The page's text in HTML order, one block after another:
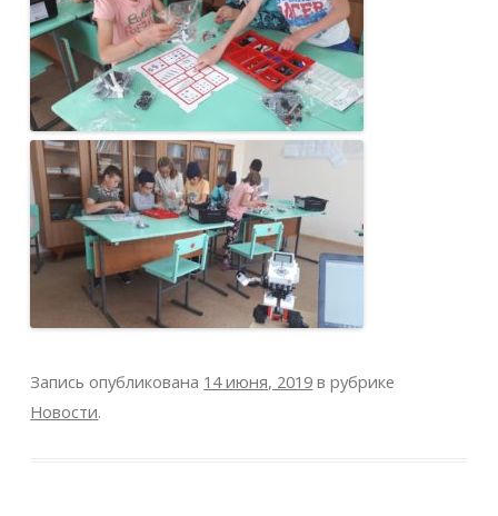
Запись опубликована 14 июня, 2019 в рубрике
Новости.